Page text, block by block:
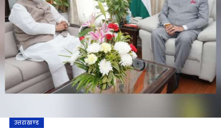
उत्तराखण्ड